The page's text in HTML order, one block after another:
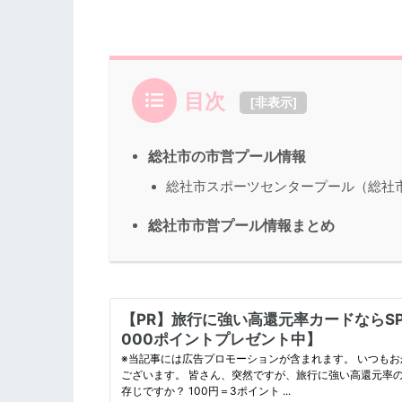
目次 [非表示]
総社市の市営プール情報
総社市スポーツセンタープール（総社
総社市市営プール情報まとめ